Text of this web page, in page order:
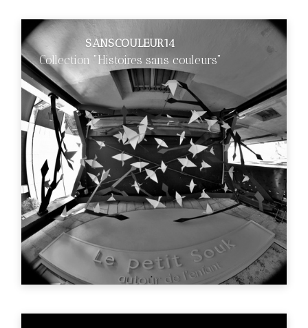
SANSCOULEUR14
Collection "Histoires sans couleurs"
€89